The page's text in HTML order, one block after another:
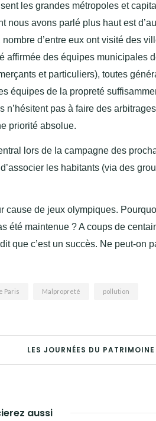
les grandes métropoles et
avons parlé plus haut est
d’entre eux ont visité des
des équipes municipales
et particuliers), toutes
équipes de la propreté
pas à faire des
priorité absolue.
lors de la campagne des
les habitants (via des
cause de jeux olympiques.
été maintenue ? A coups de
que c’est un succès. Ne peut-on
Paris Malpropreté pollution
LES JOURNÉES DU
aussi